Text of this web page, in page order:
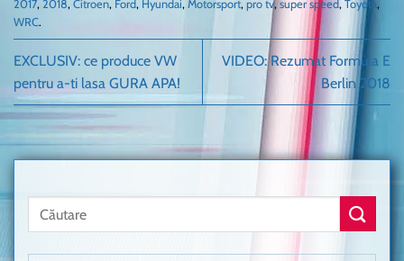
2017, 2018, Citroen, Ford, Hyundai, Motorsport, pro tv, super speed, Toyota,
WRC.
EXCLUSIV: ce produce VW
pentru a-ti lasa GURA APA!
VIDEO: Rezumat Formula E
Berlin 2018